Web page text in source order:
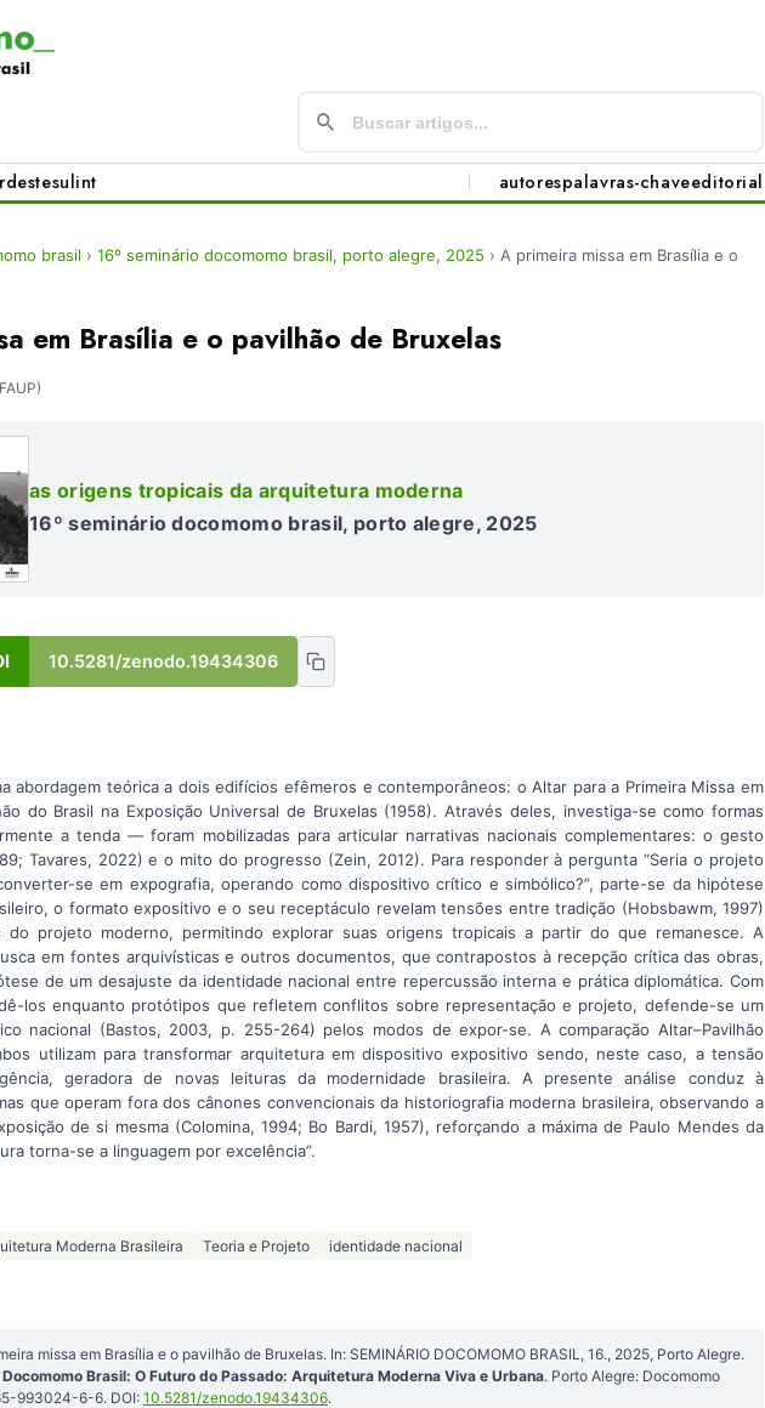
sulint autorespalavras-chaveeditorial
brasil › 16º seminário docomomo brasil, porto alegre, 2025 › A primeira missa em Brasília e o
em Brasília e o pavilhão de Bruxelas
as origens tropicais da arquitetura moderna
16º seminário docomomo brasil, porto alegre, 2025
10.5281/zenodo.19434306
abordagem teórica a dois edifícios efêmeros e contemporâneos: o Altar para a Primeira Missa em
do Brasil na Exposição Universal de Bruxelas (1958). Através deles, investiga-se como formas
a tenda — foram mobilizadas para articular narrativas nacionais complementares: o gesto
Tavares, 2022) e o mito do progresso (Zein, 2012). Para responder à pergunta “Seria o projeto
se em expografia, operando como dispositivo crítico e simbólico?”, parte-se da hipótese
o formato expositivo e o seu receptáculo revelam tensões entre tradição (Hobsbawm, 1997)
do projeto moderno, permitindo explorar suas origens tropicais a partir do que remanesce. A
em fontes arquivísticas e outros documentos, que contrapostos à recepção crítica das obras,
de um desajuste da identidade nacional entre repercussão interna e prática diplomática. Com
los enquanto protótipos que refletem conflitos sobre representação e projeto, defende-se um
nacional (Bastos, 2003, p. 255-264) pelos modos de expor-se. A comparação Altar–Pavilhão
utilizam para transformar arquitetura em dispositivo expositivo sendo, neste caso, a tensão
geradora de novas leituras da modernidade brasileira. A presente análise conduz à
que operam fora dos cânones convencionais da historiografia moderna brasileira, observando a
de si mesma (Colomina, 1994; Bo Bardi, 1957), reforçando a máxima de Paulo Mendes da
torna-se a linguagem por excelência”.
Moderna Brasileira Teoria e Projeto identidade nacional
missa em Brasília e o pavilhão de Bruxelas. In: SEMINÁRIO DOCOMOMO BRASIL, 16., 2025, Porto Alegre.
Brasil: O Futuro do Passado: Arquitetura Moderna Viva e Urbana. Porto Alegre: Docomomo
993024-6-6. DOI: 10.5281/zenodo.19434306.